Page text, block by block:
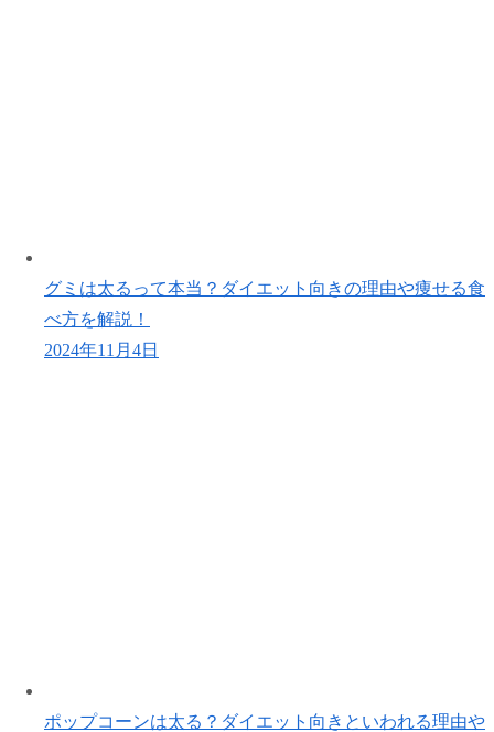
グミは太るって本当？ダイエット向きの理由や痩せる食
べ方を解説！
2024年11月4日
ポップコーンは太る？ダイエット向きといわれる理由や